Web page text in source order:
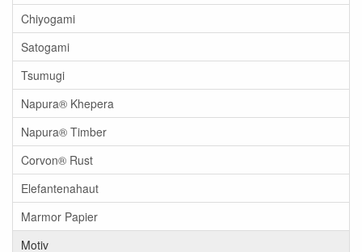
Chiyogami
Satogami
Tsumugi
Napura® Khepera
Napura® Timber
Corvon® Rust
Elefantenahaut
Marmor Papier
Motiv